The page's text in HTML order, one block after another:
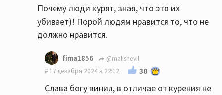
Почему люди курят, зная, что это их
убивает)! Порой людям нравится то, что не
должно нравится.
fima1856
@malishevil
17 декабря 2024 в 22:12
30
Слава богу винил, в отличае от курения не